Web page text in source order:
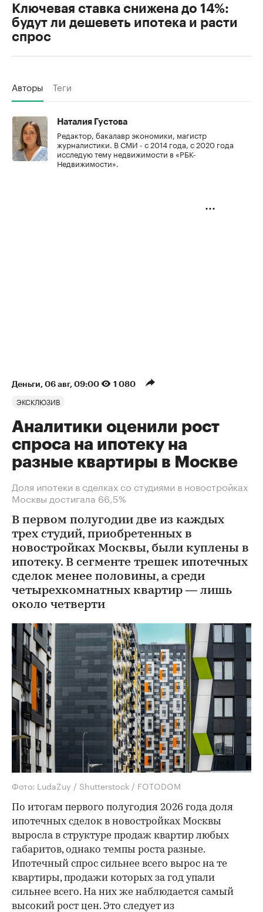
Ключевая ставка снижена до 14%:
будут ли дешеветь ипотека и расти
спрос
Авторы Теги
Наталия Густова
Редактор, бакалавр экономики, магистр
журналистики. В СМИ - с 2014 года, с 2020 года
исследую тему недвижимости в «РБК-
Недвижимости».
Деньги 06 авг, 09:00 1 080
ЭКСКЛЮЗИВ
Аналитики оценили рост
спроса на ипотеку на
разные квартиры в Москве
Доля ипотеки в сделках со студиями в новостройках
Москвы достигала 66,5%
В первом полугодии две из каждых
трех студий, приобретенных в
новостройках Москвы, были куплены в
ипотеку. В сегменте трешек ипотечных
сделок менее половины, а среди
четырехкомнатных квартир — лишь
около четверти
Фото: LudaZuy / Shutterstock / FOTODOM
По итогам первого полугодия 2026 года доля
ипотечных сделок в новостройках Москвы
выросла в структуре продаж квартир любых
габаритов, однако темпы роста разные.
Ипотечный спрос сильнее всего вырос на те
квартиры, продажи которых за год упали
сильнее всего. На них же наблюдается самый
высокий рост цен. Это следует из